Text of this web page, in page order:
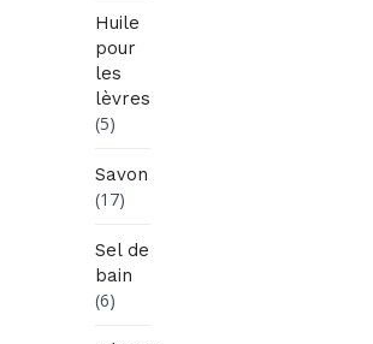
Huile
pour
les
lèvres
(5)
Savon
(17)
Sel de
bain
(6)